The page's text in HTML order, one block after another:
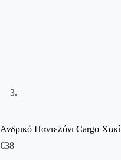
Ανδρικό Παντελόνι Cargo Χακί
€38